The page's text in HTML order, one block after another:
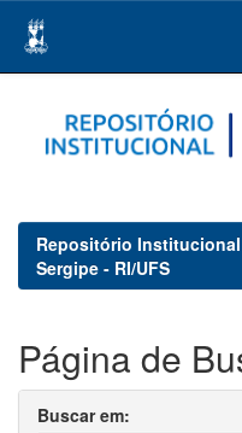
navigation
Repositório
Sergipe - RI/UFS
Página de
Buscar em: